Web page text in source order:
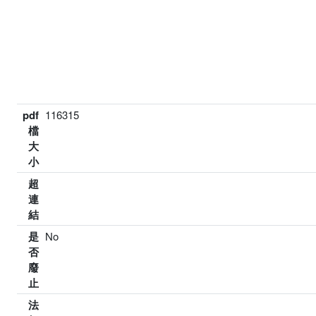
pdf
檔
大
小
116315
超
連
結
是
否
廢
止
No
法